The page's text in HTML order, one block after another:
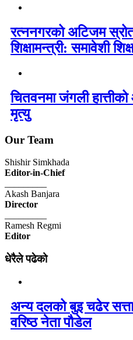
रत्ननगरको अटिजम
शिक्षामन्त्री: समावेशी
चितवनमा जंगली
मृत्यु
Our Team
Shishir Simkhada
Editor-in-Chief
Akash Banjara
Director
Ramesh Regmi
Editor
धेरैले पढेको
अन्य दलको बुइ चढेर
वरिष्ठ नेता पौडेल